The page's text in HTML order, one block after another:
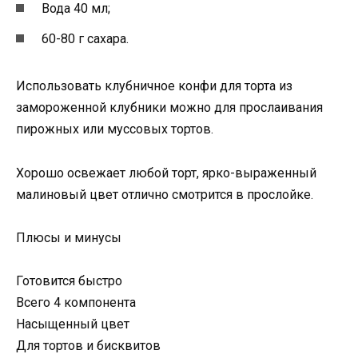
Вода 40 мл;
60-80 г сахара.
Использовать клубничное конфи для торта из
замороженной клубники можно для прослаивания
пирожных или муссовых тортов.
Хорошо освежает любой торт, ярко-выраженный
малиновый цвет отлично смотрится в прослойке.
Плюсы и минусы
Готовится быстро
Всего 4 компонента
Насыщенный цвет
Для тортов и бисквитов